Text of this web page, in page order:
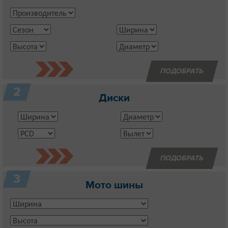
2 Диски
3 Мото шины